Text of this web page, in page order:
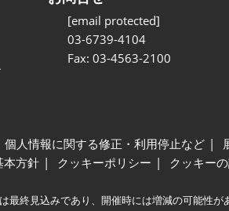
[email protected]
03-6739-4104
Fax: 03-4563-2100
個人情報に関する修正・利用停止など
本方針
クッキーポリシー クッキー
最終見込みであり、開催時には増減の可能性が